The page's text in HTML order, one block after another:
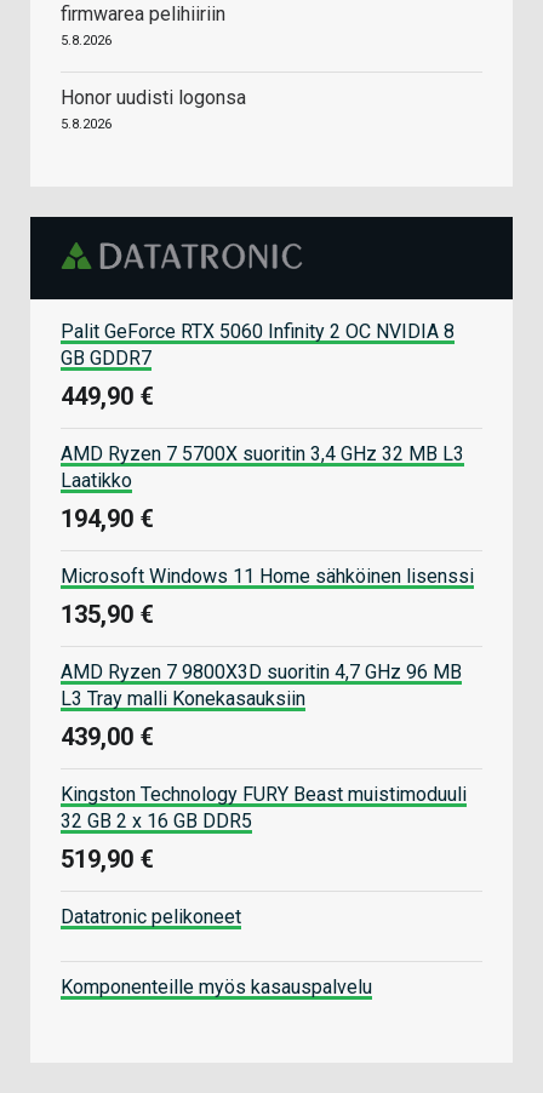
firmwarea pelihiiriin
5.8.2026
Honor uudisti logonsa
5.8.2026
Palit GeForce RTX 5060 Infinity 2 OC NVIDIA 8
GB GDDR7
449,90 €
AMD Ryzen 7 5700X suoritin 3,4 GHz 32 MB L3
Laatikko
194,90 €
Microsoft Windows 11 Home sähköinen lisenssi
135,90 €
AMD Ryzen 7 9800X3D suoritin 4,7 GHz 96 MB
L3 Tray malli Konekasauksiin
439,00 €
Kingston Technology FURY Beast muistimoduuli
32 GB 2 x 16 GB DDR5
519,90 €
Datatronic pelikoneet
Komponenteille myös kasauspalvelu